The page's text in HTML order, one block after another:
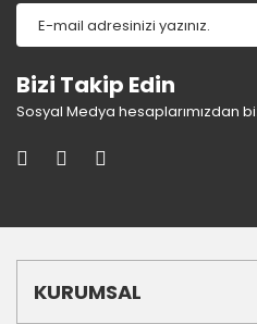
Bizi Takip Edin
Sosyal Medya hesaplarımızdan
KURUMSAL